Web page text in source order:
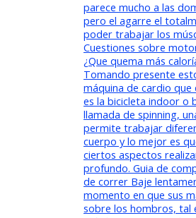
parece mucho a las
pero el agarre el
poder trabajar los
Cuestiones sobre
¿Que quema más
Tomando presente
máquina de cardio que
es la bicicleta indoor o
llamada de spinning,
permite trabajar
cuerpo y lo mejor es
ciertos aspectos
profundo. Guia de
de correr Baje
momento en que sus
sobre los hombros, tal